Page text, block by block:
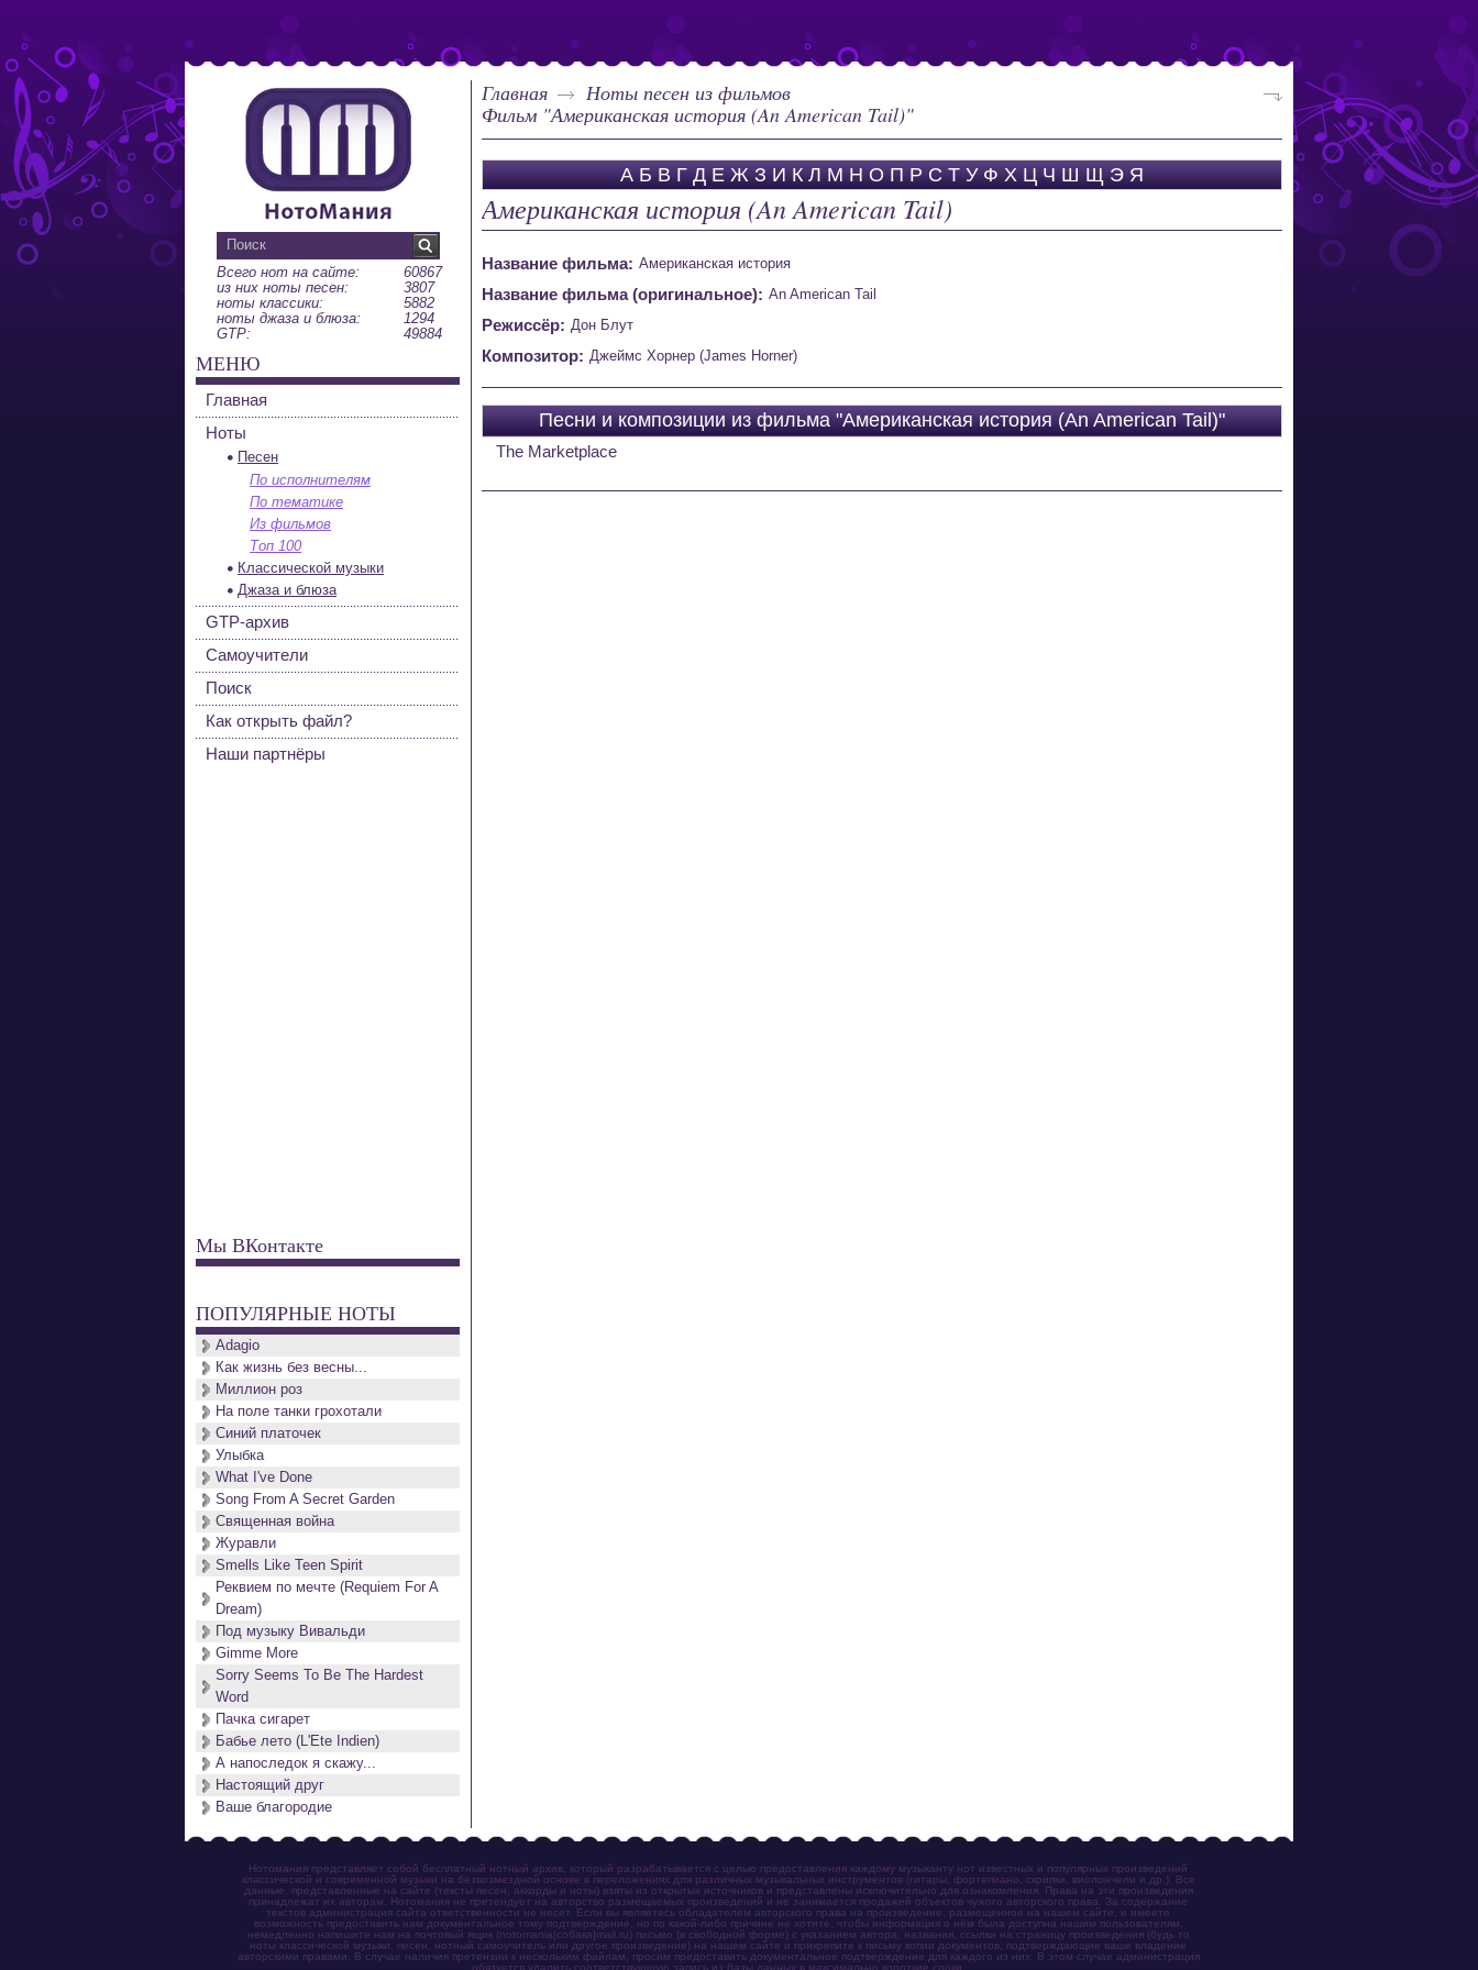
Главная
Ноты песен из фильмов
Фильм "Американская история (An American Tail)"
А Б В Г Д Е Ж З И К Л М Н О П Р С Т У Ф Х Ц Ч Ш Щ Э Я
Американская история (An American Tail)
Название фильма: Американская история
Название фильма (оригинальное): An American Tail
Режиссёр: Дон Блут
Композитор: Джеймс Хорнер (James Horner)
Песни и композиции из фильма "Американская история (An American Tail)"
The Marketplace
Всего нот на сайте:
60867
из них ноты песен:
3807
ноты классики:
5882
ноты джаза и блюза:
1294
GTP:
49884
МЕНЮ
Главная
Ноты
Песен
По исполнителям
По тематике
Из фильмов
Топ 100
Классической музыки
Джаза и блюза
GTP-архив
Самоучители
Поиск
Как открыть файл?
Наши партнёры
Мы ВКонтакте
ПОПУЛЯРНЫЕ НОТЫ
Adagio
Как жизнь без весны...
Миллион роз
На поле танки грохотали
Синий платочек
Улыбка
What I've Done
Song From A Secret Garden
Священная война
Журавли
Smells Like Teen Spirit
Реквием по мечте (Requiem For A
Dream)
Под музыку Вивальди
Gimme More
Sorry Seems To Be The Hardest
Word
Пачка сигарет
Бабье лето (L'Ete Indien)
А напоследок я скажу...
Настоящий друг
Ваше благородие
Нотомания представляет собой бесплатный нотный архив, который разрабатывается с целью предоставления каждому музыканту нот известных и популярных произведений
классической и современной музыки на безвозмездной основе в переложениях для различных музыкальных инструментов (гитары, фортепиано, скрипки, виолончели и др.). Все
данные, представленные на сайте (тексты песен, аккорды и ноты) взяты из открытых источников и представлены исключительно для ознакомления. Права на эти произведения
принадлежат их авторам. Нотомания не претендует на авторство размещаемых произведений и не занимается продажей объектов чужого авторского права. За содержание
текстов администрация сайта ответственности не несет. Если вы являетесь обладателем авторского права на произведение, размещенное на нашем сайте, и имеете
возможность предоставить нам документальное тому подтверждение, но по какой-либо причине не хотите, чтобы информация о нём была доступна нашим пользователям,
немедленно напишите нам на почтовый ящик (notomania[собака]mail.ru) письмо (в свободной форме) с указанием автора, названия, ссылки на страницу произведения (будь то
ноты классической музыки, песен, нотный самоучитель или другое произведение) на нашем сайте и прикрепите к письму копии документов, подтверждающие ваше владение
авторскими правами. В случае наличия претензии к нескольким файлам, просим предоставить документальное подтверждение для каждого из них. В этом случае администрация
обязуется удалить соответствующую запись из базы данных в максимально короткие сроки.